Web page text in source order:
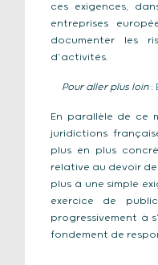
ces exigences,
entreprises
documenter les
d’activités.
Pour aller plus loin:
En parallèle de ce
juridictions
plus en plus
relative au devoir
plus à une simple
exercice de
progressivement à
fondement de